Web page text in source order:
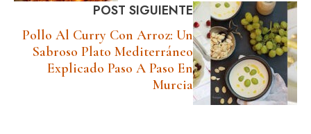
POST SIGUIENTE
Pollo Al Curry Con Arroz: Un
Sabroso Plato Mediterráneo
Explicado Paso A Paso En
Murcia